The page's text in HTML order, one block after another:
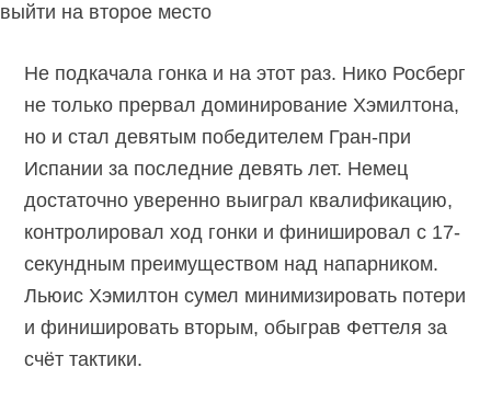
выйти на второе место
Не подкачала гонка и на этот раз. Нико Росберг
не только прервал доминирование Хэмилтона,
но и стал девятым победителем Гран-при
Испании за последние девять лет. Немец
достаточно уверенно выиграл квалификацию,
контролировал ход гонки и финишировал с 17-
секундным преимуществом над напарником.
Льюис Хэмилтон сумел минимизировать потери
и финишировать вторым, обыграв Феттеля за
счёт тактики.